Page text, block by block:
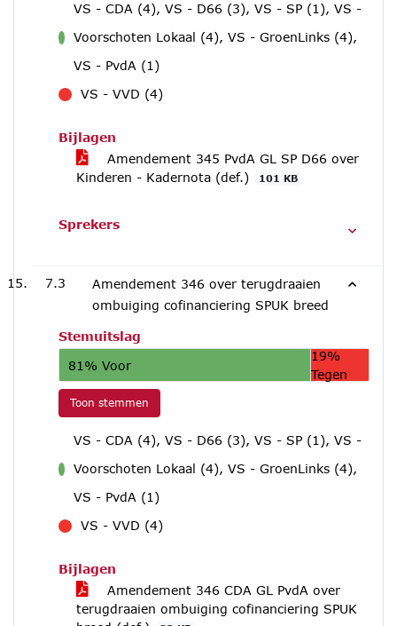
VS - CDA (4), VS - D66 (3), VS - SP (1), VS -
Voorschoten Lokaal (4), VS - GroenLinks (4),
VS - PvdA (1)
VS - VVD (4)
Bijlagen
Amendement 345 PvdA GL SP D66 over
Kinderen - Kadernota (def.)
101 KB
Sprekers
7.3
Amendement 346 over terugdraaien
ombuiging cofinanciering SPUK breed
Stemuitslag
81% Voor
19%
Tegen
Toon stemmen
VS - CDA (4), VS - D66 (3), VS - SP (1), VS -
Voorschoten Lokaal (4), VS - GroenLinks (4),
VS - PvdA (1)
VS - VVD (4)
Bijlagen
Amendement 346 CDA GL PvdA over
terugdraaien ombuiging cofinanciering SPUK